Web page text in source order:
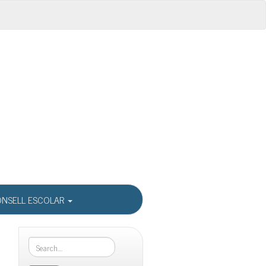
ESCOLAR